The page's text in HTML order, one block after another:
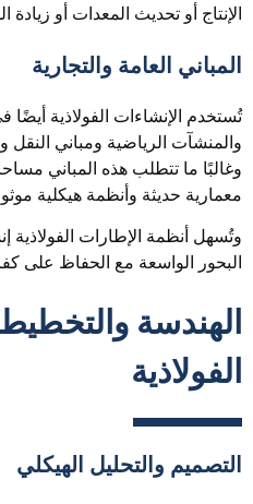
الإنتاج أو تحديث المعدات أو زيادة
المباني العامة والتجارية
تُستخدم الإنشاءات الفولاذية
والمنشآت الرياضية ومباني النقل
وغالبًا ما تتطلب هذه المباني
معمارية حديثة وأنظمة هيكلية
وتُسهل أنظمة الإطارات الفولاذية
البحور الواسعة مع الحفاظ على
الهندسة
الفولاذية
التصميم والتحليل الهيكلي